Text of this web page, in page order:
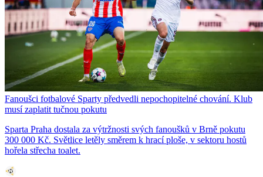
Fanoušci fotbalové Sparty předvedli nepochopitelné chování. Klub
musí zaplatit tučnou pokutu
Sparta Praha dostala za výtržnosti svých fanoušků v Brně pokutu
300 000 Kč. Světlice letěly směrem k hrací ploše, v sektoru hostů
hořela střecha toalet.